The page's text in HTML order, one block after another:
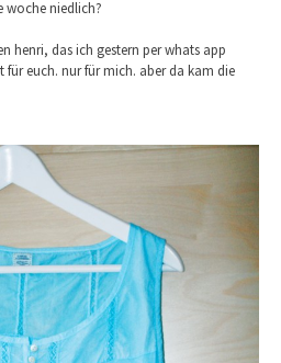
woche niedlich?
henri, das ich gestern per whats app
euch. nur für mich. aber da kam die